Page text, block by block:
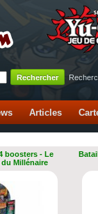
Articles
boosters - Le
Millénaire